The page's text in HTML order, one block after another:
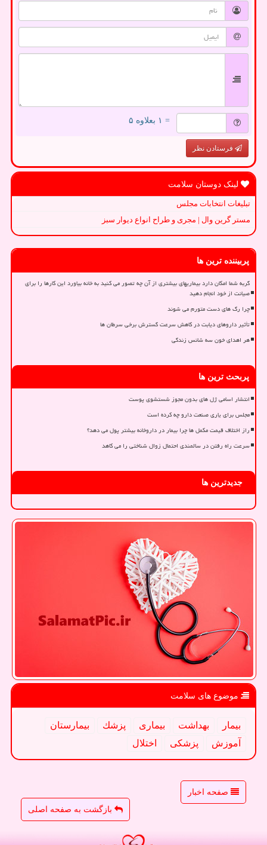
= ۱ بعلاوه ۵
فرستادن نظر
لینک دوستان سلامت
تبلیغات انتخابات مجلس
مستر گرین وال | مجری و طراح انواع دیوار سبز
پربیننده ترین ها
گربه شما امکان دارد بیماریهای بیشتری از آن چه تصور می کنید به خانه بیاورد این کارها را برای
صیانت از خود انجام دهید
چرا رگ های دست متورم می شوند
تأثیر داروهای دیابت در کاهش سرعت گسترش برخی سرطان ها
هر اهدای خون سه شانس زندگی
پربحث ترین ها
انتشار اسامی ژل های بدون مجوز شستشوی پوست
مجلس برای یاری صنعت دارو چه کرده است
راز اختلاف قیمت مکمل ها چرا بیمار در داروخانه بیشتر پول می دهد؟
سرعت راه رفتن در سالمندی احتمال زوال شناختی را می کاهد
جدیدترین ها
موضوع های سلامت
بیمار بهداشت بیماری پزشك
بیمارستان
آموزش
پزشكی اختلال
صفحه اخبار
بازگشت به صفحه اصلی